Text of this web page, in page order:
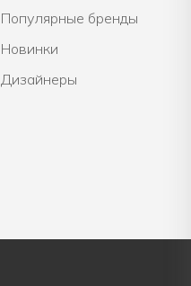
Популярные бренды
Новинки
Дизайнеры